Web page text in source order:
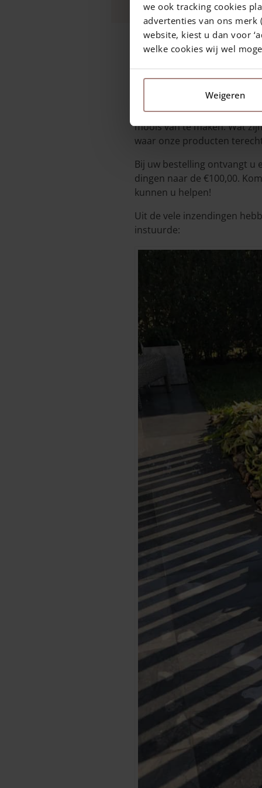
we ook tracking cookies
advertenties van ons merk
website, kiest u dan voor
welke cookies wij wel
Weigeren
Rachel
3 min. leestijd
Maart had het allemaal;
moois van te maken. Wat
waar onze producten
Bij uw bestelling ontvangt u
dingen naar de €100,00.
kunnen u helpen!
Uit de vele inzendingen
instuurde: